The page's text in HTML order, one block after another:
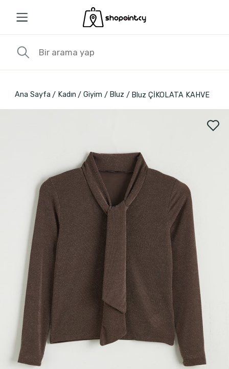
Ana Sayfa Kadın Giyim Bluz Bluz ÇİKOLATA KAHVE